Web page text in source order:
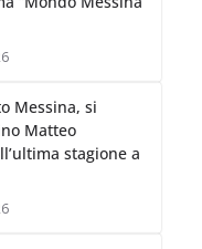
Messina, si
Matteo
stagione a